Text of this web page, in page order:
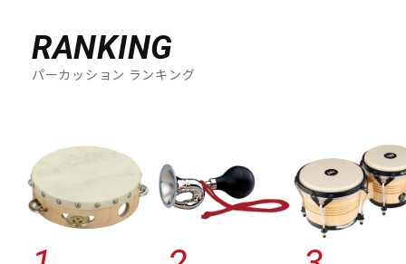
キーボード
エフェクター
DJ機器
RANKING
パーカッション ランキング